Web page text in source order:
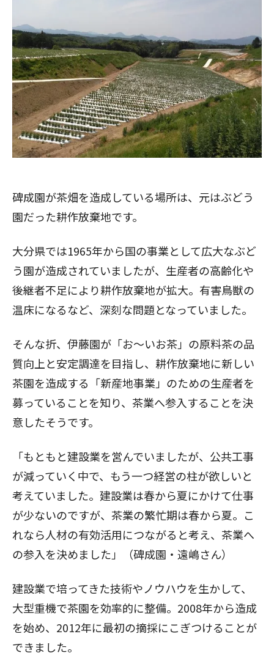
碑成園が茶畑を造成している場所は、元はぶどう
園だった耕作放棄地です。
大分県では1965年から国の事業として広大なぶど
う園が造成されていましたが、生産者の高齢化や
後継者不足により耕作放棄地が拡大。有害鳥獣の
温床になるなど、深刻な問題となっていました。
そんな折、伊藤園が「お〜いお茶」の原料茶の品
質向上と安定調達を目指し、耕作放棄地に新しい
茶園を造成する「新産地事業」のための生産者を
募っていることを知り、茶業へ参入することを決
意したそうです。
「もともと建設業を営んでいましたが、公共工事
が減っていく中で、もう一つ経営の柱が欲しいと
考えていました。建設業は春から夏にかけて仕事
が少ないのですが、茶業の繁忙期は春から夏。こ
れなら人材の有効活用につながると考え、茶業へ
の参入を決めました」（碑成園・遠嶋さん）
建設業で培ってきた技術やノウハウを生かして、
大型重機で茶園を効率的に整備。2008年から造成
を始め、2012年に最初の摘採にこぎつけることが
できました。